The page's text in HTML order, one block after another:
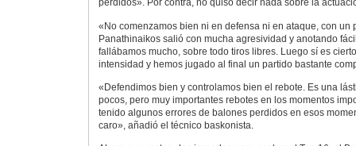
perdidos». Por contra, no quiso decir nada sobre la
«No comenzamos bien ni en defensa ni en ataque, con un
Panathinaikos salió con mucha agresividad y anotando
fallábamos mucho, sobre todo tiros libres. Luego sí es
intensidad y hemos jugado al final un partido bastante
«Defendimos bien y controlamos bien el rebote. Es una
pocos, pero muy importantes rebotes en los momentos
tenido algunos errores de balones perdidos en esos
caro», añadió el técnico baskonista.